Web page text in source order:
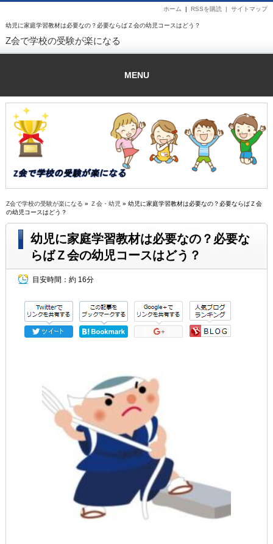
幼児に家庭学習教材は必要なの？必要ならばＺ会の幼児コースはどう？
サイトマップ
RSSを購読 |
ホーム |
Z会で学校の受験が楽になる
MENU
Z会で学校の受験が楽になる » Ｚ会・幼児 » 幼児に家庭学習教材は必要なの？必要ならばＺ会
の幼児コースはどう？
幼児に家庭学習教材は必要なの？必要な
らばＺ会の幼児コースはどう？
目安時間： 約 16分